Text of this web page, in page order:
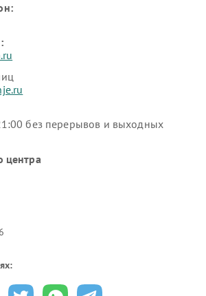
без перерывов и выходных
центра